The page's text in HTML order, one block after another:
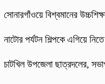
সোনারগাঁওয়ে বিশ্বমানের
নাটোর পর্যটন শিল্পকে এগিয়ে
চাটখিল উপজেলা ছাত্রদলের,